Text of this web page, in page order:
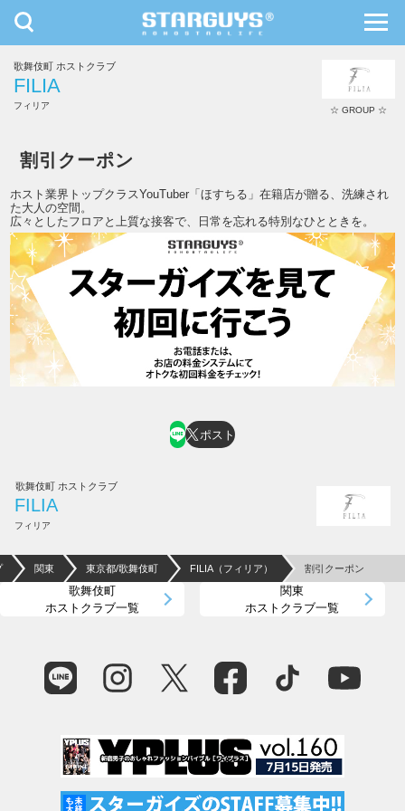
九州・沖縄 北海道・東北
toggle
navigation
歌舞伎町 ホストクラブ
FILIA
フィリア ☆ GROUP ☆
割引クーポン
ホスト業界トップクラスYouTuber「ほすちる」在籍店が贈る、洗練され
た大人の空間。
広々としたフロアと上質な接客で、日常を忘れる特別なひとときを。
ポスト
歌舞伎町 ホストクラブ
FILIA
フィリア
関東 東京都/歌舞伎町 FILIA（フィリア） 割引クーポン
歌舞伎町
ホストクラブ一覧
関東
ホストクラブ一覧